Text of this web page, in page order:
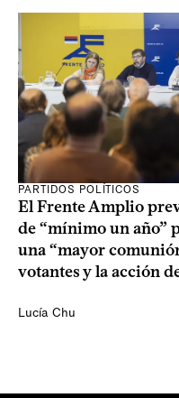
PARTIDOS POLÍTICOS
El Frente Amplio
de “mínimo un año”
una “mayor
votantes y la acción
Lucía Chu